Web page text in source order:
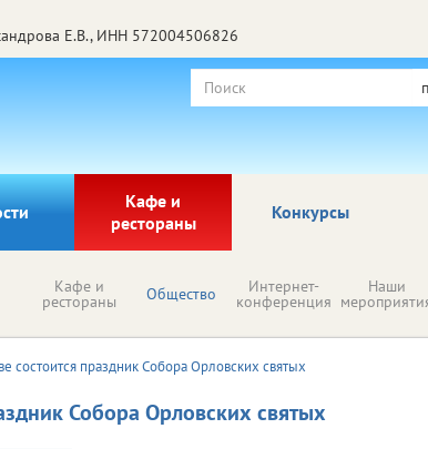
Е.В., ИНН 572004506826
Кафе и
рестораны
Конкурсы
Кафе и
рестораны Общество Интернет-
конференция
Наши
состоится праздник Собора Орловских святых
Собора Орловских святых